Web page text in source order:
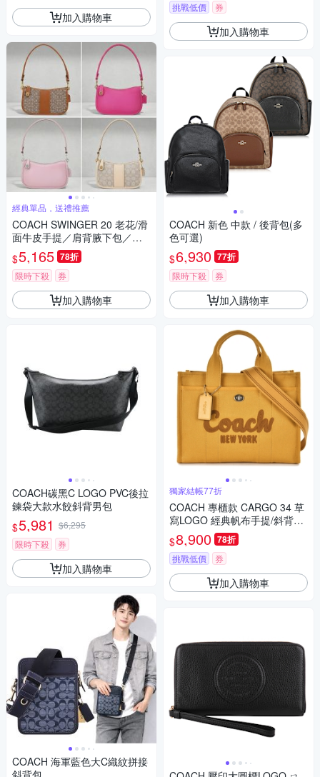
加入購物車
經典單品，送禮推薦
COACH SWINGER 20 老花/滑
面牛皮手提／肩背腋下包／麻
將包(晚宴包) 多款可選
$5,165 78折
限時下殺 券
加入購物車
COACH碳黑C LOGO PVC後拉
鍊袋大款水餃斜背男包
$5,981 $6,295
限時下殺
券
加入購物車
COACH 海軍藍色大C織紋拼接
挑戰低價 券
加入購物車
COACH 新色 中款 / 後背包(多
色可選)
$6,930 77折
限時下殺 券
加入購物車
獨家結帳77折
COACH 專櫃款 CARGO 34 草
寫LOGO 經典帆布手提/斜背兩
用托特包-琥珀黃色
$8,900 78折
挑戰低價 券
加入購物車